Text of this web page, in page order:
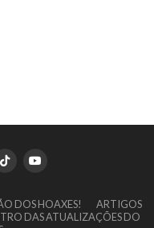
DOS HOAXES!
ARTIGOS
DAS ATUALIZAÇÕES DO